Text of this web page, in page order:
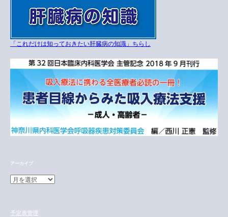
「これだけは知っておきたい肝臓病の知識」ちらし
アーカイブ
ア
予定表管理